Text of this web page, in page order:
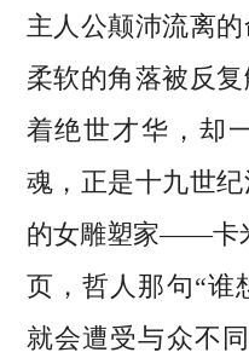
主人公颠沛流离
柔软的角落被反
着绝世才华，却
魂，正是十九世
的女雕塑家——卡
页，哲人那句“谁
就会遭受与众不